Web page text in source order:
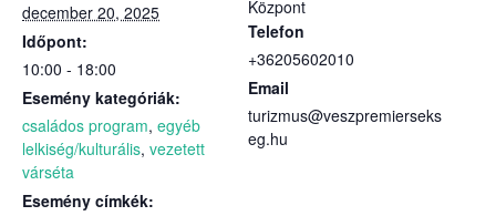
december 20, 2025
Időpont:
10:00 - 18:00
Esemény kategóriák:
családos program, egyéb
lelkiség/kulturális, vezetett
várséta
Esemény címkék:
Központ
Telefon
+36205602010
Email
turizmus@veszpremierseks
eg.hu